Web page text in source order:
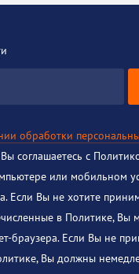
обработки
Вы соглашаетесь с
или мобильном
Если Вы не хотите
в Политике, Вы
браузера. Если Вы не
Вы должны